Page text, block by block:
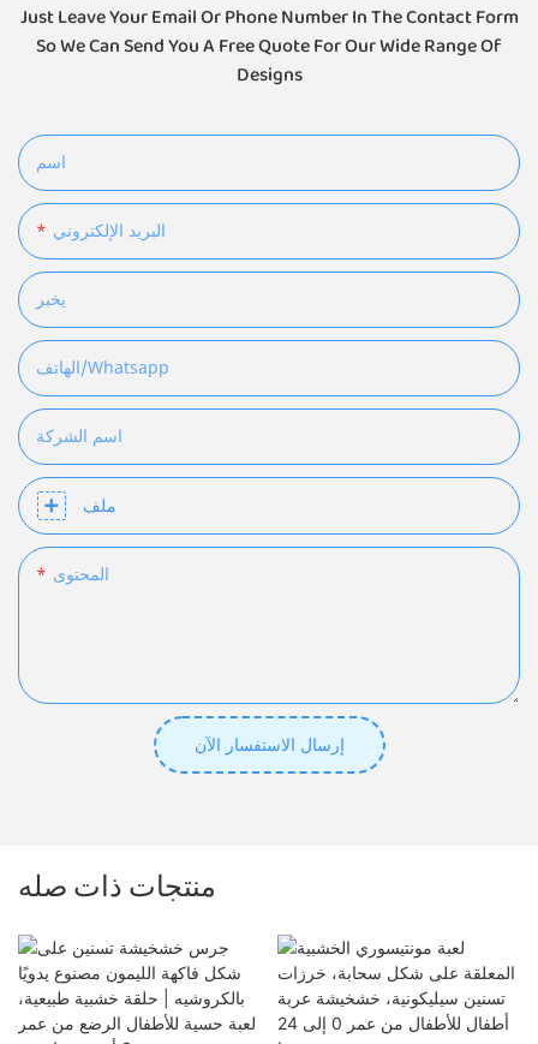
Just Leave Your Email Or Phone Number In The Contact Form
So We Can Send You A Free Quote For Our Wide Range Of
Designs
اسم
البريد الإلكتروني
يخبر
الهاتف/whatsapp
اسم الشركة
ملف
المحتوى
إرسال الاستفسار الآن
منتجات ذات صله